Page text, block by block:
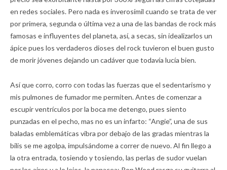
en redes sociales. Pero nada es inverosímil cuando se trata de ver
por primera, segunda o última vez a una de las bandas de rock más
famosas e influyentes del planeta, así, a secas, sin idealizarlos un
ápice pues los verdaderos dioses del rock tuvieron el buen gusto
de morir jóvenes dejando un cadáver que todavía lucía bien.
Así que corro, corro con todas las fuerzas que el sedentarismo y
mis pulmones de fumador me permiten. Antes de comenzar a
escupir ventrículos por la boca me detengo, pues siento
punzadas en el pecho, mas no es un infarto: “Angie”, una de sus
baladas emblemáticas vibra por debajo de las gradas mientras la
bilis se me agolpa, impulsándome a correr de nuevo. Al fin llego a
la otra entrada, tosiendo y tosiendo, las perlas de sudor vuelan